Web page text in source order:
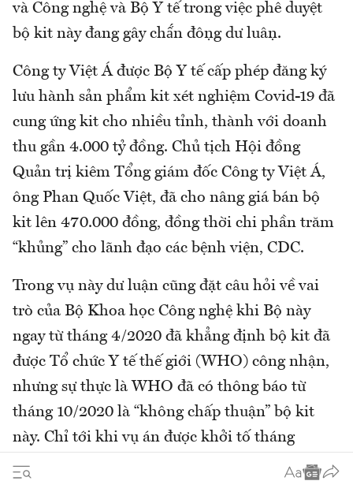
và Công nghệ và Bộ Y tế trong việc phê duyệt
bộ kit này đang gây chấ́n động dư luận.
Công ty Việt Á được Bộ Y tế cấp phép đăng ký
lưu hành sản phẩm kit xét nghiệm Covid-19 đã
cung ứng kit cho nhiều tỉnh, thành với doanh
thu gần 4.000 tỷ đồng. Chủ tịch Hội đồng
Quản trị kiêm Tổng giám đốc Công ty Việt Á,
ông Phan Quốc Việt, đã cho nâng giá bán bộ
kit lên 470.000 đồng, đồng thời chi phần trăm
“khủng” cho lãnh đạo các bệnh viện, CDC.
Trong vụ này dư luận cũng đặt câu hỏi về vai
trò của Bộ Khoa học Công nghệ khi Bộ này
ngay từ tháng 4/2020 đã khẳng định bộ kit đã
được Tổ chức Y tế thế giới (WHO) công nhận,
nhưng sự thực là WHO đã có thông báo từ
tháng 10/2020 là “không chấp thuận” bộ kit
này. Chỉ tới khi vụ án được khởi tố tháng
12/2021, Bộ Khoa học Công nghệ mới nhận có